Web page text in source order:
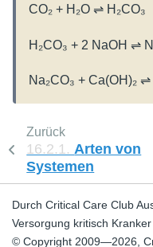
CO₂ + H₂O ⇌ H₂CO₃
H₂CO₃ + 2 NaOH ⇌
Na₂CO₃ + Ca(OH)₂
Zurück
16.2.1. Arten von
Systemen
Durch Critical Care Club
Versorgung kritisch
© Copyright 2009—2026,